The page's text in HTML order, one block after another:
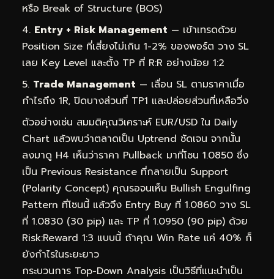
หรือ Break of Structure (BOS)
Entry + Risk Management — เข้าเทรดด้วย
Position Size ที่เสี่ยงไม่เกิน 1-2% ของพอร์ต วาง SL
เลย Key Level และตั้ง TP ที่ R:R อย่างน้อย 1:2
Trade Management — เลื่อน SL ตามราคาเมื่อ
กำไรถึง 1R, ปิดบางส่วนที่ TP1 และปล่อยส่วนที่เหลือวิ่ง
ตัวอย่างเช่น สมมติคุณวิเคราะห์ EUR/USD ใน Daily
Chart แล้วพบว่าตลาดเป็น Uptrend ชัดเจน จากนั้น
ลงมาดู H4 เห็นว่าราคา Pullback มาที่โซน 1.0850 ซึ่ง
เป็น Previous Resistance ที่กลายเป็น Support
(Polarity Concept) คุณรอจนเห็น Bullish Engulfing
Pattern ที่โซนนี้ แล้วจึง Entry Buy ที่ 1.0860 วาง SL
ที่ 1.0830 (30 pip) และ TP ที่ 1.0950 (90 pip) ด้วย
Risk:Reward 1:3 แบบนี้ ถ้าคุณ Win Rate แค่ 40% ก็
ยังกำไรในระยะยาว
กระบวนการ Top-Down Analysis เป็นวิธีที่แนะนำเป็น